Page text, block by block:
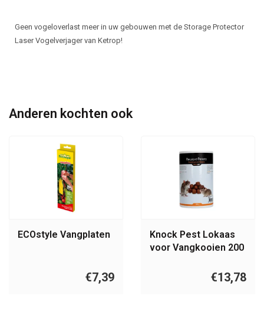
Geen vogeloverlast meer in uw gebouwen met de Storage Protector
Laser Vogelverjager van Ketrop!
Anderen kochten ook
ECOstyle Vangplaten
€7,39
Knock Pest Lokaas
voor Vangkooien 200
€13,78